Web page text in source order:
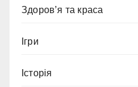
Здоров’я та краса
Ігри
Історія